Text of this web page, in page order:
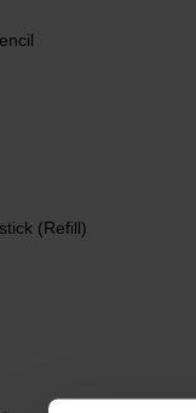
(Refill)